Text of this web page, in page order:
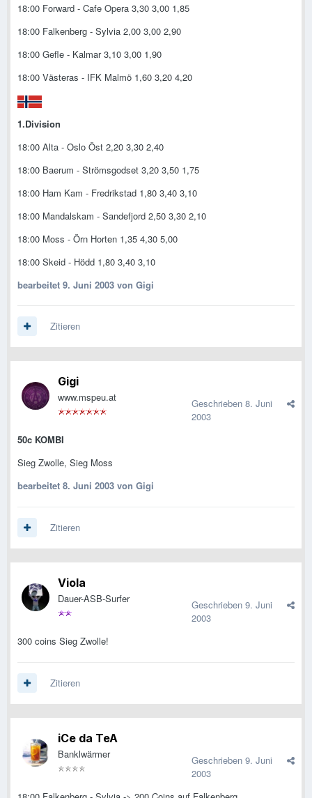
18:00 Forward - Cafe Opera 3,30 3,00 1,85
18:00 Falkenberg - Sylvia 2,00 3,00 2,90
18:00 Gefle - Kalmar 3,10 3,00 1,90
18:00 Västeras - IFK Malmö 1,60 3,20 4,20
1.Division
18:00 Alta - Oslo Öst 2,20 3,30 2,40
18:00 Baerum - Strömsgodset 3,20 3,50 1,75
18:00 Ham Kam - Fredrikstad 1,80 3,40 3,10
18:00 Mandalskam - Sandefjord 2,50 3,30 2,10
18:00 Moss - Örn Horten 1,35 4,30 5,00
18:00 Skeid - Hödd 1,80 3,40 3,10
bearbeitet 9. Juni 2003 von Gigi
Zitieren
Gigi
www.mspeu.at Geschrieben 8. Juni
2003
50c KOMBI
Sieg Zwolle, Sieg Moss
bearbeitet 8. Juni 2003 von Gigi
Zitieren
Viola
Dauer-ASB-Surfer Geschrieben 9. Juni
2003
300 coins Sieg Zwolle!
Zitieren
iCe da TeA
Banklwärmer Geschrieben 9. Juni
2003